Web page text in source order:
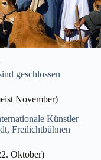
geschlossen
November)
Künstler
Freilichtbühnen
Oktober)